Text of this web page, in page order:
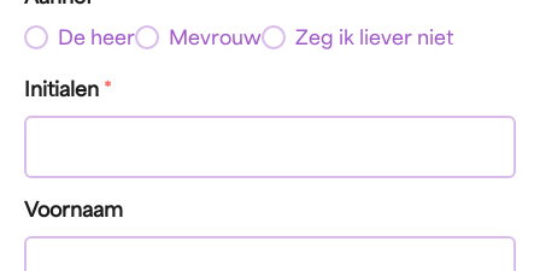
De heer Mevrouw Zeg ik liever niet
Initialen *
Voornaam